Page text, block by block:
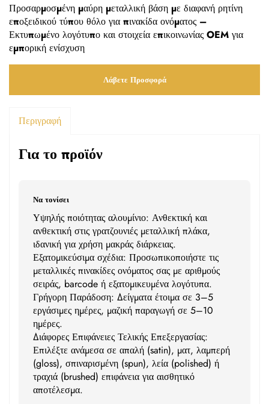
Προσαρμοσμένη μαύρη μεταλλική βάση με διαφανή ρητίνη
εποξειδικού τύπου θόλο για πινακίδα ονόματος –
Εκτυπωμένο λογότυπο και στοιχεία επικοινωνίας OEM για
εμπορική ενίσχυση
Λάβετε Προσφορά
Περιγραφή
Για το προϊόν
Να τονίσει
Υψηλής ποιότητας αλουμίνιο: Ανθεκτική και
ανθεκτική στις γρατζουνιές μεταλλική πλάκα,
ιδανική για χρήση μακράς διάρκειας.
Εξατομικεύσιμα σχέδια: Προσωπικοποιήστε τις
μεταλλικές πινακίδες ονόματος σας με αριθμούς
σειράς, barcode ή εξατομικευμένα λογότυπα.
Γρήγορη Παράδοση: Δείγματα έτοιμα σε 3–5
εργάσιμες ημέρες, μαζική παραγωγή σε 5–10
ημέρες.
Διάφορες Επιφάνειες Τελικής Επεξεργασίας:
Επιλέξτε ανάμεσα σε απαλή (satin), ματ, λαμπερή
(gloss), σπιναρισμένη (spun), λεία (polished) ή
τραχιά (brushed) επιφάνεια για αισθητικό
αποτέλεσμα.